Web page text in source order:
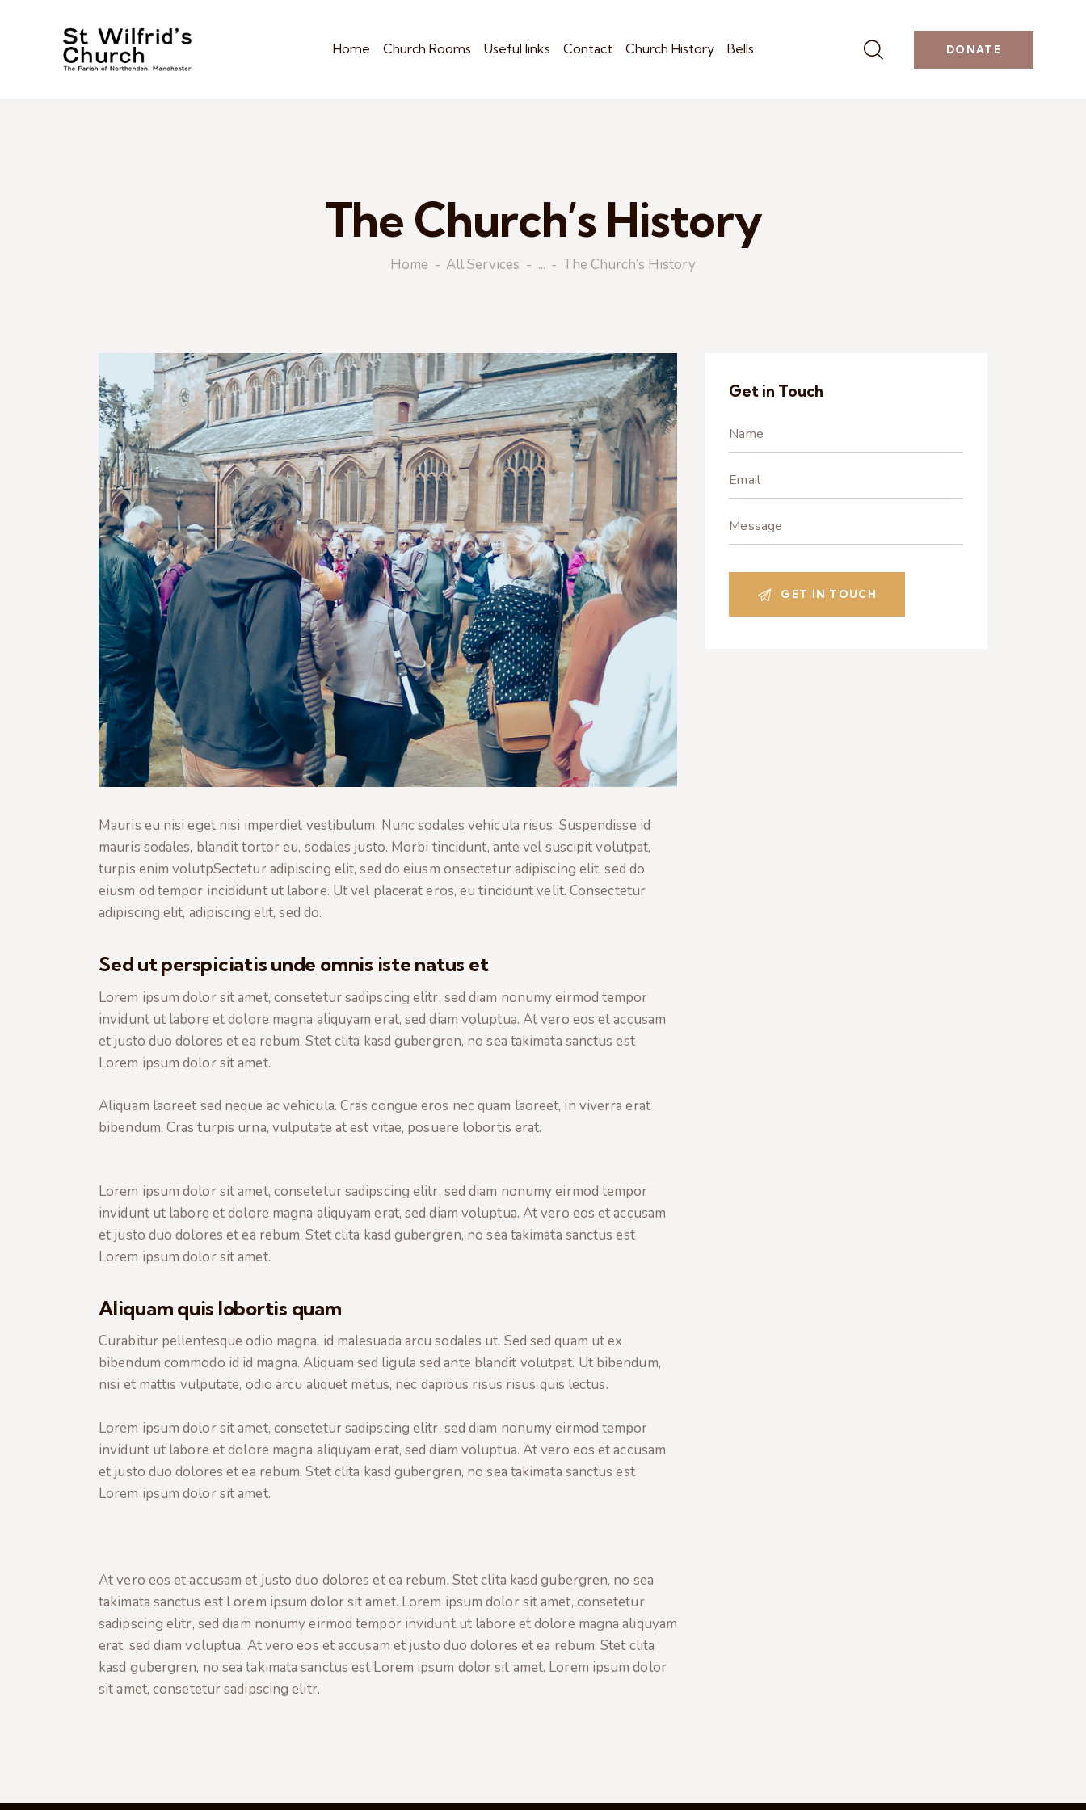
Home Church Rooms Useful links Contact Church History Bells DONATE
The Church’s History
Home All Services ... The Church’s History
Mauris eu nisi eget nisi imperdiet vestibulum. Nunc sodales vehicula risus. Suspendisse id
mauris sodales, blandit tortor eu, sodales justo. Morbi tincidunt, ante vel suscipit volutpat,
turpis enim volutpSectetur adipiscing elit, sed do eiusm onsectetur adipiscing elit, sed do
eiusm od tempor incididunt ut labore. Ut vel placerat eros, eu tincidunt velit. Consectetur
adipiscing elit, adipiscing elit, sed do.
Sed ut perspiciatis unde omnis iste natus et
Lorem ipsum dolor sit amet, consetetur sadipscing elitr, sed diam nonumy eirmod tempor
invidunt ut labore et dolore magna aliquyam erat, sed diam voluptua. At vero eos et accusam
et justo duo dolores et ea rebum. Stet clita kasd gubergren, no sea takimata sanctus est
Lorem ipsum dolor sit amet.
Aliquam laoreet sed neque ac vehicula. Cras congue eros nec quam laoreet, in viverra erat
bibendum. Cras turpis urna, vulputate at est vitae, posuere lobortis erat.
Lorem ipsum dolor sit amet, consetetur sadipscing elitr, sed diam nonumy eirmod tempor
invidunt ut labore et dolore magna aliquyam erat, sed diam voluptua. At vero eos et accusam
et justo duo dolores et ea rebum. Stet clita kasd gubergren, no sea takimata sanctus est
Lorem ipsum dolor sit amet.
Aliquam quis lobortis quam
Curabitur pellentesque odio magna, id malesuada arcu sodales ut. Sed sed quam ut ex
bibendum commodo id id magna. Aliquam sed ligula sed ante blandit volutpat. Ut bibendum,
nisi et mattis vulputate, odio arcu aliquet metus, nec dapibus risus risus quis lectus.
Lorem ipsum dolor sit amet, consetetur sadipscing elitr, sed diam nonumy eirmod tempor
invidunt ut labore et dolore magna aliquyam erat, sed diam voluptua. At vero eos et accusam
et justo duo dolores et ea rebum. Stet clita kasd gubergren, no sea takimata sanctus est
Lorem ipsum dolor sit amet.
At vero eos et accusam et justo duo dolores et ea rebum. Stet clita kasd gubergren, no sea
takimata sanctus est Lorem ipsum dolor sit amet. Lorem ipsum dolor sit amet, consetetur
sadipscing elitr, sed diam nonumy eirmod tempor invidunt ut labore et dolore magna aliquyam
erat, sed diam voluptua. At vero eos et accusam et justo duo dolores et ea rebum. Stet clita
kasd gubergren, no sea takimata sanctus est Lorem ipsum dolor sit amet. Lorem ipsum dolor
sit amet, consetetur sadipscing elitr.
Get in Touch